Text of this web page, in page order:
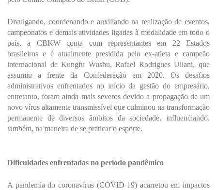
Divulgando, coordenando e auxiliando na realização de eventos,
campeonatos e demais atividades ligadas à modalidade em todo o
país, a CBKW conta com representantes em 22 Estados
brasileiros e é atualmente presidida pelo ex-atleta e campeão
internacional de Kungfu Wushu, Rafael Rodrigues Uliani, que
assumiu a frente da Confederação em 2020. Os desafios
administrativos enfrentados no início da gestão do empresário,
entretanto, foram ainda mais severos devido a propagação de um
novo vírus altamente transmissível que culminou na transformação
permanente de diversos âmbitos da sociedade, influenciando,
também, na maneira de se praticar o esporte.
Dificuldades enfrentadas no período pandêmico
A pandemia do coronavírus (COVID-19) acarretou em impactos